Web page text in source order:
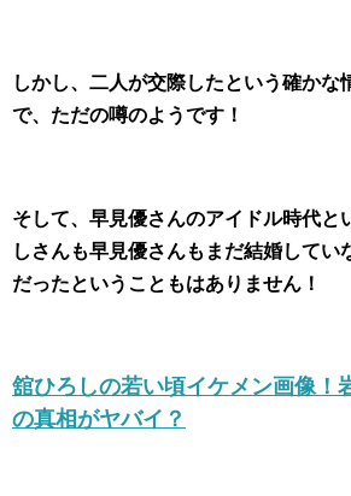
しかし、二人が交際したという確かな
で、ただの噂のようです！
そして、早見優さんのアイドル時代と
しさんも早見優さんもまだ結婚してい
だったということもはありません！
舘ひろしの若い頃イケメン画像！
の真相がヤバイ？